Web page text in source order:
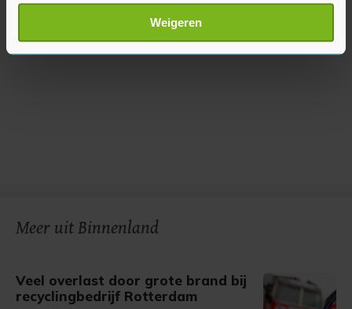
Lees meer over hoe uw persoonlijke gegevens worden
verwerkt en stel uw voorkeuren in het
U kunt uw toestemming op elk moment wijzigen of
Weigeren
Meer uit Binnenland
Veel overlast door grote brand bij
recyclingbedrijf Rotterdam